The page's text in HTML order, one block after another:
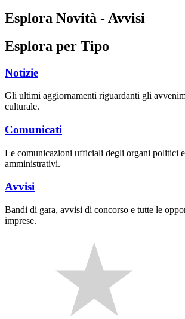
Esplora Novità - Avvisi
Esplora per Tipo
Notizie
Gli ultimi aggiornamenti riguardanti gli
culturale.
Comunicati
Le comunicazioni ufficiali degli organi politici
amministrativi.
Avvisi
Bandi di gara, avvisi di concorso e tutte le
imprese.